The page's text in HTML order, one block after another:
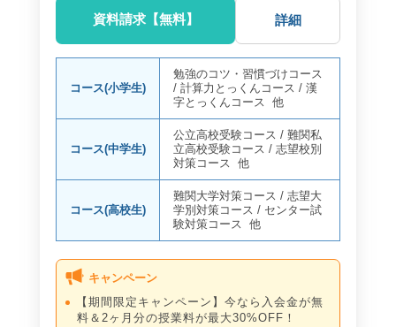
資料請求【無料】 詳細
コース(小学生)
勉強のコツ・習慣づけコース
/計算力とっくんコース /漢
字とっくんコース 他
コース(中学生)
公立高校受験コース /難関私
立高校受験コース /志望校別
対策コース 他
コース(高校生)
難関大学対策コース /志望大
学別対策コース /センター試
験対策コース 他
キャンペーン
【期間限定キャンペーン】今なら入会金が無
料＆2ヶ月分の授業料が最大30%OFF！